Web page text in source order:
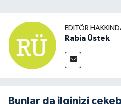
EDITÖR
Rabia Üstek
Bunlar da ilginizi